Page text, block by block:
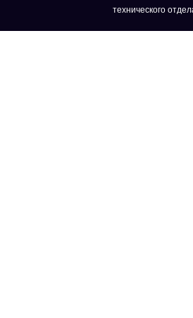
технического